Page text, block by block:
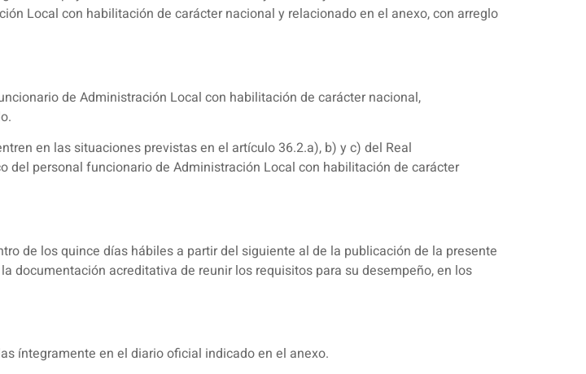
Local con habilitación de carácter nacional y relacionado en el anexo, con arreglo
de Administración Local con habilitación de carácter nacional,
en las situaciones previstas en el artículo 36.2.a), b) y c) del Real
del personal funcionario de Administración Local con habilitación de carácter
de los quince días hábiles a partir del siguiente al de la publicación de la presente
documentación acreditativa de reunir los requisitos para su desempeño, en los
íntegramente en el diario oficial indicado en el anexo.